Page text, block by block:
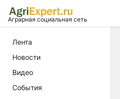
Аграрная социальная сеть
Лента
Новости
Видео
События